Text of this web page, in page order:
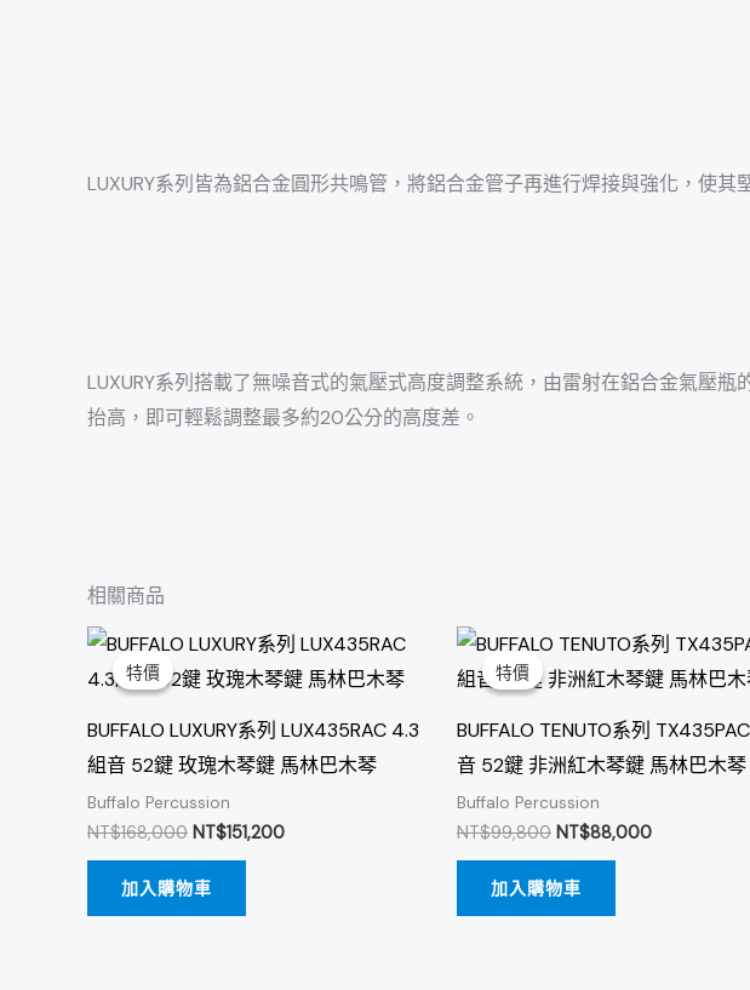
LUXURY系列皆為鋁合金圓形共鳴管，將鋁合金管子再進行焊接與強化，使
LUXURY系列搭載了無噪音式的氣壓式高度調整系統，由雷射在鋁合金氣壓
抬高，即可輕鬆調整最多約20公分的高度差。
相關商品
特價
特價
BUFFALO LUXURY系列 LUX435RAC 4.3
組音 52鍵 玫瑰木琴鍵 馬林巴木琴
Buffalo Percussion
NT$168,000
原
價
NT$168,000。
NT$151,200
目
前
價
NT$151,200。
加入購物車
特價
特價
BUFFALO TENUTO系列
音 52鍵 非洲紅木琴鍵 馬林巴木琴
Buffalo Percussion
NT$99,800
原
價
NT$99,800。
NT$88,000
目
前
價
NT$88,000
加入購物車